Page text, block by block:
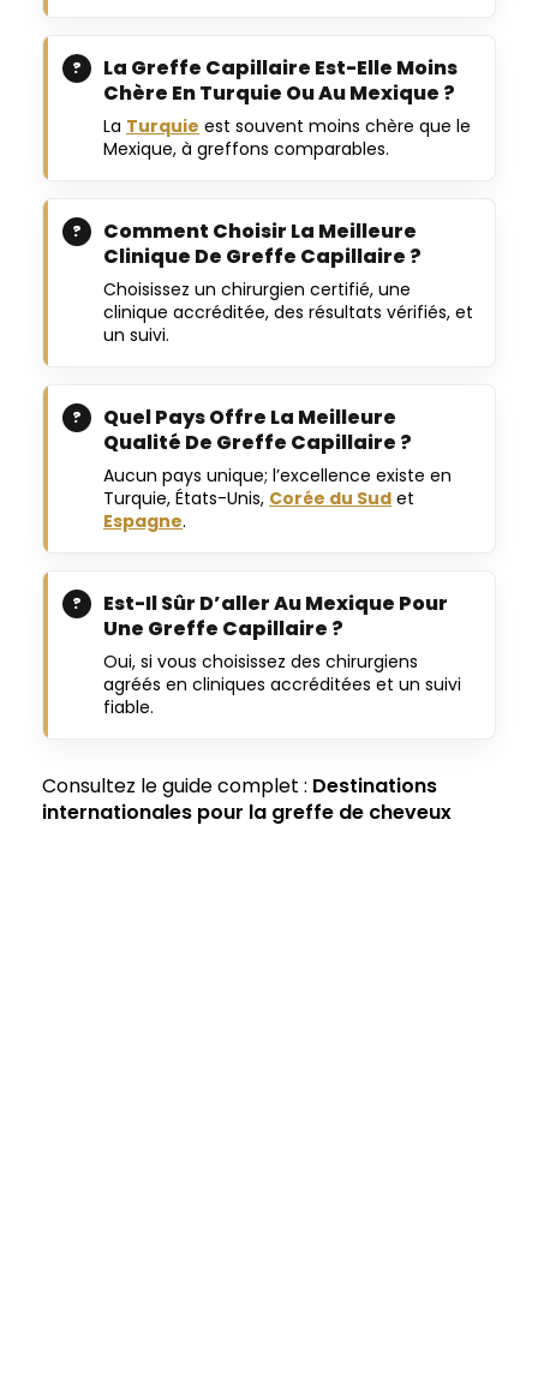
La Greffe Capillaire Est-Elle Moins
Chère En Turquie Ou Au Mexique ?
La Turquie est souvent moins chère que le
Mexique, à greffons comparables.
Comment Choisir La Meilleure
Clinique De Greffe Capillaire ?
Choisissez un chirurgien certifié, une
clinique accréditée, des résultats vérifiés, et
un suivi.
Quel Pays Offre La Meilleure
Qualité De Greffe Capillaire ?
Aucun pays unique; l’excellence existe en
Turquie, États-Unis, Corée du Sud et
Espagne.
Est-Il Sûr D’aller Au Mexique Pour
Une Greffe Capillaire ?
Oui, si vous choisissez des chirurgiens
agréés en cliniques accréditées et un suivi
fiable.
Consultez le guide complet : Destinations
internationales pour la greffe de cheveux